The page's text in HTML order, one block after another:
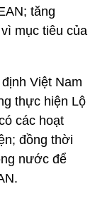
tăng
mục tiêu của
Việt Nam
thực hiện Lộ
các hoạt
đồng thời
nước để